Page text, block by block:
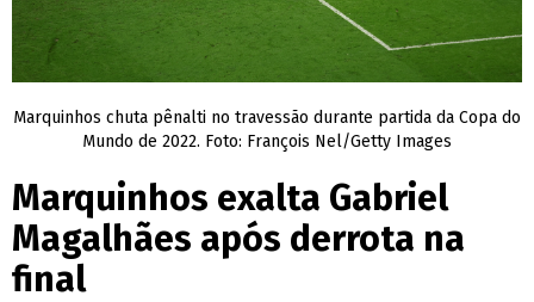
Marquinhos chuta pênalti no travessão durante partida da Copa do
Mundo de 2022. Foto: François Nel/Getty Images
Marquinhos exalta Gabriel
Magalhães após derrota na
final